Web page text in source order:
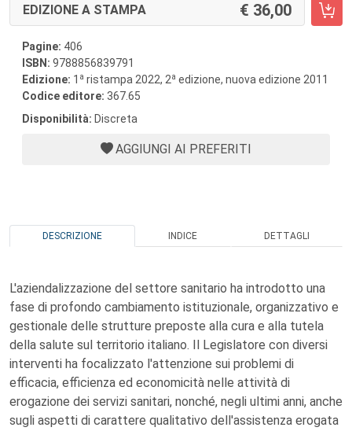
EDIZIONE A STAMPA 36,00
Pagine: 406
ISBN: 9788856839791
Edizione: 1 a ristampa 2022, 2a edizione, nuova edizione 2011
Codice editore: 367.65
Disponibilità: Discreta
AGGIUNGI AI PREFERITI
DESCRIZIONE INDICE DETTAGLI
L'aziendalizzazione del settore sanitario ha introdotto una
fase di profondo cambiamento istituzionale, organizzativo e
gestionale delle strutture preposte alla cura e alla tutela
della salute sul territorio italiano. Il Legislatore con diversi
interventi ha focalizzato l'attenzione sui problemi di
efficacia, efficienza ed economicità nelle attività di
erogazione dei servizi sanitari, nonché, negli ultimi anni, anche
sugli aspetti di carattere qualitativo dell'assistenza erogata